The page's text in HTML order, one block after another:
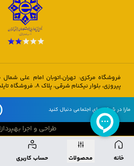
خانه محصولات حساب کاربری
فروشگاه مرکزی: تهران،اتوبان امام علی شمال
پیروزی، بلوار نیکنام شرقی، پلاک 8، فروشگاه تایلیور
مارا در شبکه های اجتماعی دنبال کنید
طراحی و اجرا
طراحی و اجرا